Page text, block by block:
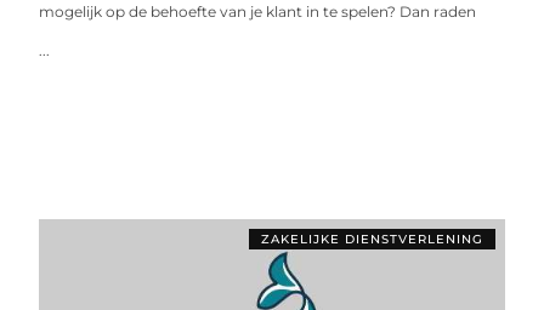
mogelijk op de behoefte van je klant in te spelen? Dan raden
...
ZAKELIJKE DIENSTVERLENING